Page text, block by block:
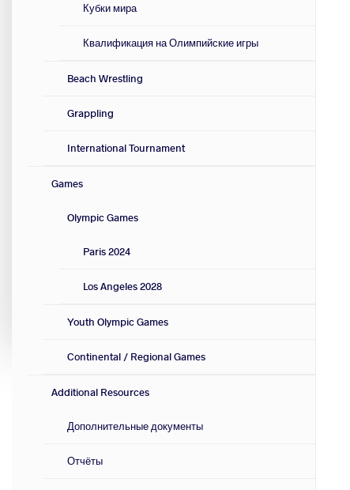
Кубки мира
Квалификация на Олимпийские игры
Beach Wrestling
Grappling
International Tournament
Games
Olympic Games
Paris 2024
Los Angeles 2028
Youth Olympic Games
Continental / Regional Games
Additional Resources
Дополнительные документы
Отчёты